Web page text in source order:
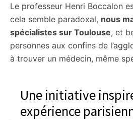
Le professeur Henri Boccalon
cela semble paradoxal, nous
spécialistes sur Toulouse, et
personnes aux confins de
à trouver un médecin, même
Une initiative
expérience